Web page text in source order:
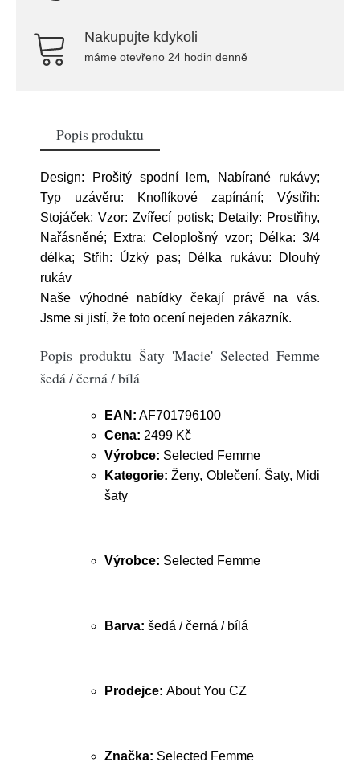
Nakupujte kdykoli
máme otevřeno 24 hodin denně
Popis produktu
Design: Prošitý spodní lem, Nabírané rukávy;
Typ uzávěru: Knoflíkové zapínání; Výstřih:
Stojáček; Vzor: Zvířecí potisk; Detaily: Prostřihy,
Nařásněné; Extra: Celoplošný vzor; Délka: 3/4
délka; Střih: Úzký pas; Délka rukávu: Dlouhý
rukáv
Naše výhodné nabídky čekají právě na vás.
Jsme si jistí, že toto ocení nejeden zákazník.
Popis produktu Šaty 'Macie' Selected Femme
šedá / černá / bílá
EAN: AF701796100
Cena: 2499 Kč
Výrobce: Selected Femme
Kategorie: Ženy, Oblečení, Šaty, Midi
šaty
Výrobce: Selected Femme
Barva: šedá / černá / bílá
Prodejce: About You CZ
Značka: Selected Femme